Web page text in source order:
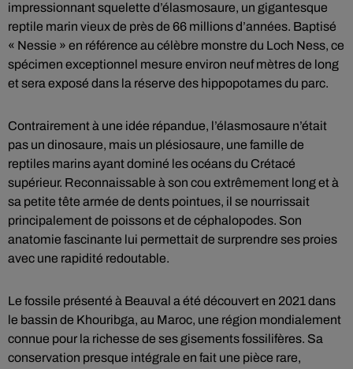
impressionnant squelette d’élasmosaure, un gigantesque
reptile marin vieux de près de 66 millions d’années. Baptisé
« Nessie » en référence au célèbre monstre du Loch Ness, ce
spécimen exceptionnel mesure environ neuf mètres de long
et sera exposé dans la réserve des hippopotames du parc.
Contrairement à une idée répandue, l’élasmosaure n’était
pas un dinosaure, mais un plésiosaure, une famille de
reptiles marins ayant dominé les océans du Crétacé
supérieur. Reconnaissable à son cou extrêmement long et à
sa petite tête armée de dents pointues, il se nourrissait
principalement de poissons et de céphalopodes. Son
anatomie fascinante lui permettait de surprendre ses proies
avec une rapidité redoutable.
Le fossile présenté à Beauval a été découvert en 2021 dans
le bassin de Khouribga, au Maroc, une région mondialement
connue pour la richesse de ses gisements fossilifères. Sa
conservation presque intégrale en fait une pièce rare,